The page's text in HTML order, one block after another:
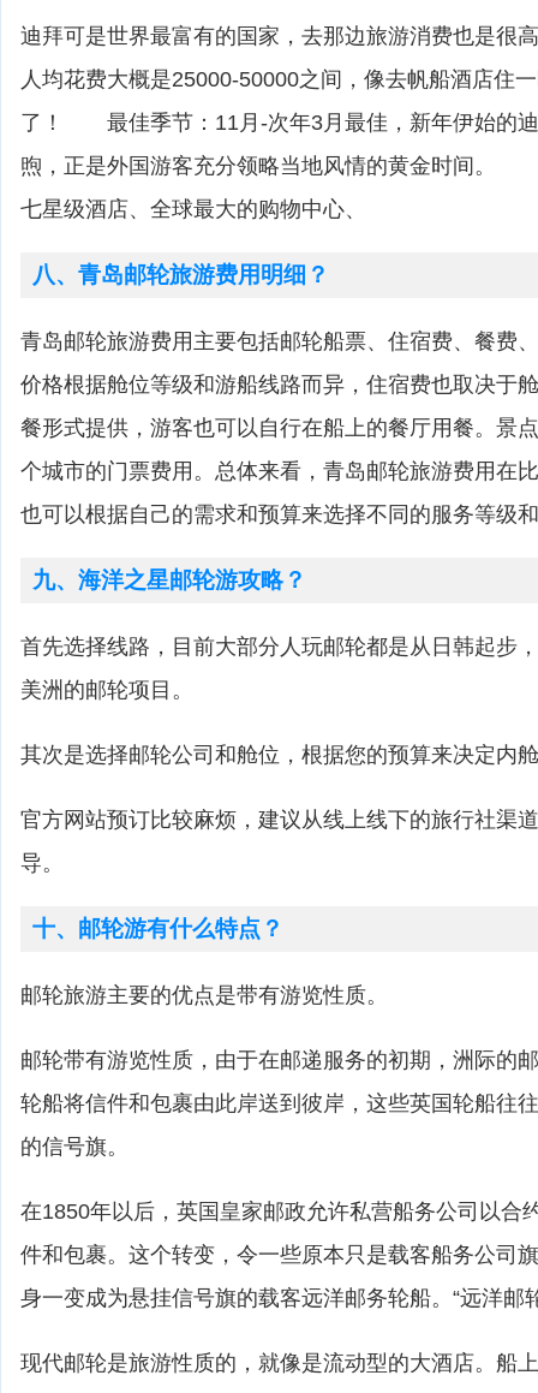
迪拜可是世界最富有的国家，去那边旅游消费也是很
人均花费大概是25000-50000之间，像去帆船酒店住
了！ 最佳季节：11月-次年3月最佳，新年伊始的迪
煦，正是外国游客充分领略当地风情的黄金时间。
七星级酒店、全球最大的购物中心、
八、青岛邮轮旅游费用明细？
青岛邮轮旅游费用主要包括邮轮船票、住宿费、餐费
价格根据舱位等级和游船线路而异，住宿费也取决于
餐形式提供，游客也可以自行在船上的餐厅用餐。景
个城市的门票费用。总体来看，青岛邮轮旅游费用在
也可以根据自己的需求和预算来选择不同的服务等级
九、海洋之星邮轮游攻略？
首先选择线路，目前大部分人玩邮轮都是从日韩起步
美洲的邮轮项目。
其次是选择邮轮公司和舱位，根据您的预算来决定内
官方网站预订比较麻烦，建议从线上线下的旅行社渠
导。
十、邮轮游有什么特点？
邮轮旅游主要的优点是带有游览性质。
邮轮带有游览性质，由于在邮递服务的初期，洲际的
轮船将信件和包裹由此岸送到彼岸，这些英国轮船往
的信号旗。
在1850年以后，英国皇家邮政允许私营船务公司以合
件和包裹。这个转变，令一些原本只是载客船务公司
身一变成为悬挂信号旗的载客远洋邮务轮船。“远洋邮
现代邮轮是旅游性质的，就像是流动型的大酒店。船